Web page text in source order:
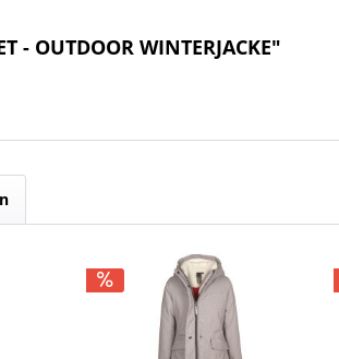
OUTDOOR WINTERJACKE"